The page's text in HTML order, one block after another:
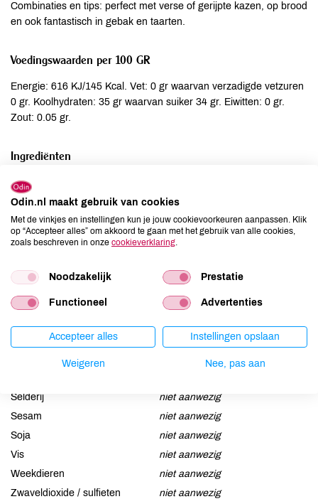
Combinaties en tips: perfect met verse of gerijpte kazen, op brood
en ook fantastisch in gebak en taarten.
Voedingswaarden per 100 GR
Energie: 616 KJ/145 Kcal. Vet: 0 gr waarvan verzadigde vetzuren
0 gr. Koolhydraten: 35 gr waarvan suiker 34 gr. Eiwitten: 0 gr.
Zout: 0.05 gr.
Ingrediënten
peren* (65%), appelsap* en geleermiddel: pectine.
Allergenen
Aardnoten
niet aanwezig
Gluten
niet aanwezig
Lactose
niet aanwezig
Lupine
niet aanwezig
Mosterd
niet aanwezig
niet aanwezig
Selderij
niet aanwezig
Sesam
niet aanwezig
Soja
niet aanwezig
Vis
niet aanwezig
Weekdieren
niet aanwezig
Zwaveldioxide / sulfieten
niet aanwezig
Odin.nl maakt gebruik van cookies
Met de vinkjes en instellingen kun je jouw cookievoorkeuren aanpassen. Klik
op “Accepteer alles” om akkoord te gaan met het gebruik van alle cookies,
zoals beschreven in onze cookieverklaring
Noodzakelijk Prestatie
Functioneel Advertenties
Accepteer alles Instellingen opslaan
Weigeren Nee, pas aan